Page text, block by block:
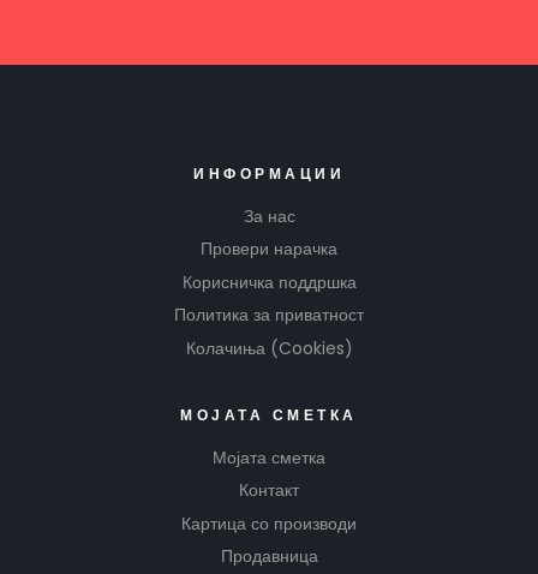
ИНФОРМАЦИИ
За нас
Провери нарачка
Корисничка поддршка
Политика за приватност
Колачиња (Cookies)
МОЈАТА СМЕТКА
Мојата сметка
Контакт
Картица со производи
Продавница